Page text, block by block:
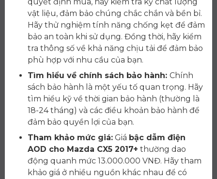
vật liệu, đảm bảo chúng chắc chắn và bền bỉ.
Hãy thử nghiệm tính năng chống kẹt để đảm
bảo an toàn khi sử dụng. Đồng thời, hãy kiểm
tra thông số về khả năng chịu tải để đảm bảo
phù hợp với nhu cầu của bạn.
Tìm hiểu về chính sách bảo hành: Chính
sách bảo hành là một yếu tố quan trọng. Hãy
tìm hiểu kỹ về thời gian bảo hành (thường là
18-24 tháng) và các điều khoản bảo hành để
đảm bảo quyền lợi của bạn.
Tham khảo mức giá: Giá bậc dẫm điện
AOD cho Mazda CX5 2017+ thường dao
động quanh mức 13.000.000 VNĐ. Hãy tham
khảo giá ở nhiều nguồn khác nhau để có